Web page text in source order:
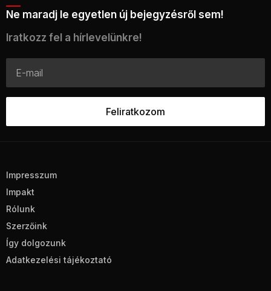
Ne maradj le egyetlen új bejegyzésről sem!
Iratkozz fel a hírlevelünkre!
Impresszum
Impakt
Rólunk
Szerzőink
Így dolgozunk
Adatkezelési tájékoztató